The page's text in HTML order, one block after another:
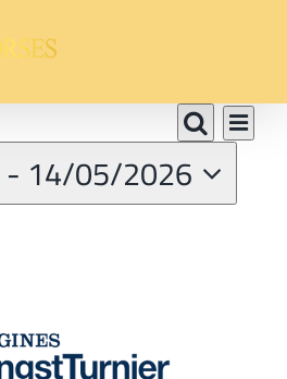
Suche
Suche
Liste
- 14/05/2026